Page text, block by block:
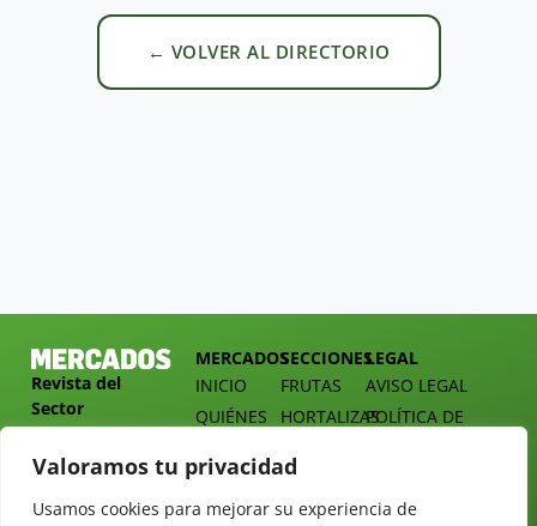
Valoramos tu privacidad
Usamos cookies para mejorar su experiencia de
← VOLVER AL DIRECTORIO
Revista del
Sector
Hortofrutícola
Presidente
MERCADOS
INICIO
QUIÉNES
DOSSIER
TARIFAS
SECCIONES
FRUTAS
HORTALIZAS
MERCADOS
ALIMENTACIÓN
LEGAL
AVISO LEGAL
POLÍTICA DE